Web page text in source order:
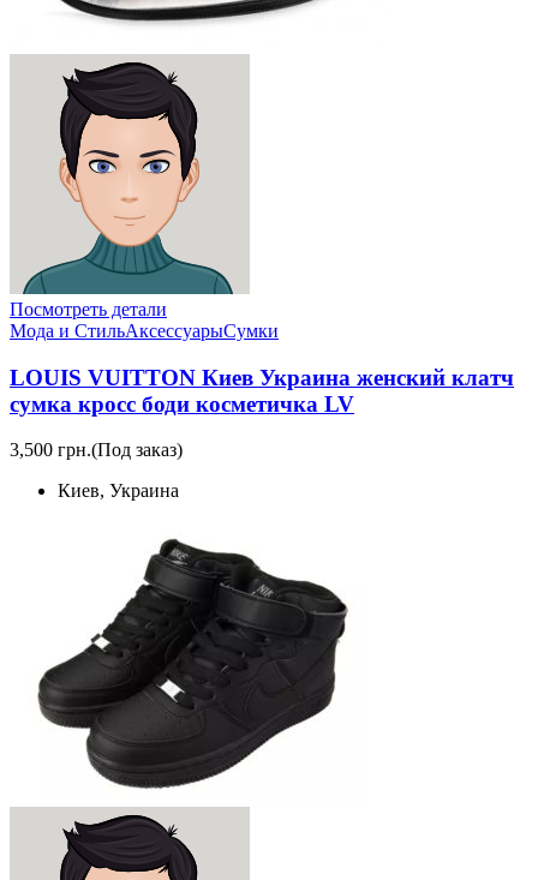
Посмотреть детали
Мода и СтильАксессуарыСумки
LOUIS VUITTON Киев Украина женский клатч
сумка кросс боди косметичка LV
3,500 грн.(Под заказ)
Киев, Украина